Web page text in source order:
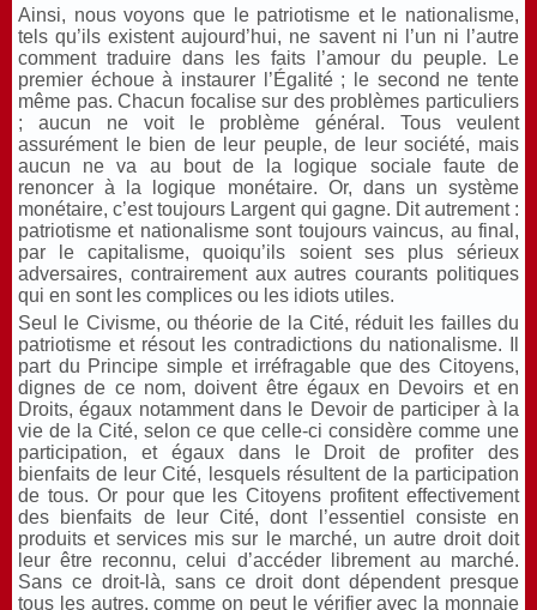
Ainsi, nous voyons que le patriotisme et le nationalisme,
tels qu’ils existent aujourd’hui, ne savent ni l’un ni l’autre
comment traduire dans les faits l’amour du peuple. Le
premier échoue à instaurer l’Égalité ; le second ne tente
même pas. Chacun focalise sur des problèmes particuliers
; aucun ne voit le problème général. Tous veulent
assurément le bien de leur peuple, de leur société, mais
aucun ne va au bout de la logique sociale faute de
renoncer à la logique monétaire. Or, dans un système
monétaire, c’est toujours Largent qui gagne. Dit autrement :
patriotisme et nationalisme sont toujours vaincus, au final,
par le capitalisme, quoiqu’ils soient ses plus sérieux
adversaires, contrairement aux autres courants politiques
qui en sont les complices ou les idiots utiles.
Seul le Civisme, ou théorie de la Cité, réduit les failles du
patriotisme et résout les contradictions du nationalisme. Il
part du Principe simple et irréfragable que des Citoyens,
dignes de ce nom, doivent être égaux en Devoirs et en
Droits, égaux notamment dans le Devoir de participer à la
vie de la Cité, selon ce que celle-ci considère comme une
participation, et égaux dans le Droit de profiter des
bienfaits de leur Cité, lesquels résultent de la participation
de tous. Or pour que les Citoyens profitent effectivement
des bienfaits de leur Cité, dont l’essentiel consiste en
produits et services mis sur le marché, un autre droit doit
leur être reconnu, celui d’accéder librement au marché.
Sans ce droit-là, sans ce droit dont dépendent presque
tous les autres, comme on peut le vérifier avec la monnaie